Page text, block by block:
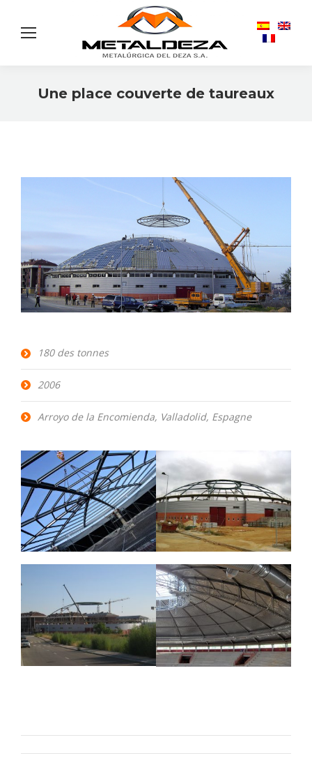
Une place couverte de taureaux
180 des tonnes
2006
Arroyo de la Encomienda, Valladolid, Espagne
Navigation